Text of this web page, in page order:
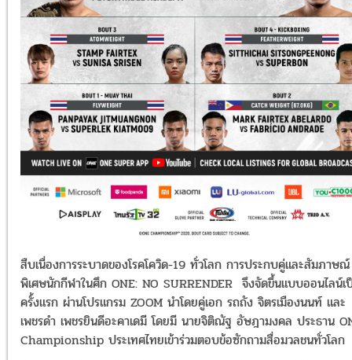
สืบเนื่องการระบาดของโรคโควิด-19 ทั่วโลก การประกบคู่และสัมภาษณ์
พิเศษนักกีฬาในศึก ONE: NO SURRENDER จึงจัดขึ้นแบบออนไลน์เ
ครั้งแรก ผ่านโปรแกรม ZOOM นำโดยคู่เอก รถถัง จิตรเมืองนนท์ และ
เพชรดำ เพชรยินดีอะคาเดมี โดยมี นายจิติณัฐ อัษฎามงคล ประธาน
Championship ประเทศไทยเข้าร่วมตอบข้อซักถามสื่อมวลชนทั่วโลก